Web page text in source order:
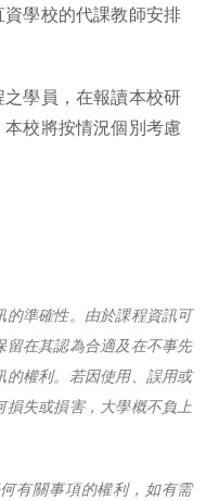
學校的代課教師安排
學員，在報讀本校研
校將按情況個別考慮
的準確性。由於課程資訊可
留在其認為合適及在不事先
的權利。若因使用、誤用或
失或損害，大學概不負上
有關事項的權利，如有需